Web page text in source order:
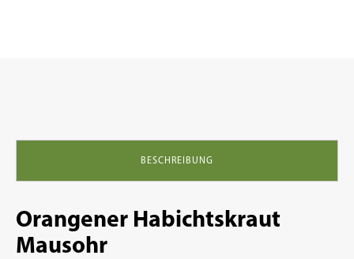
BESCHREIBUNG
Orangener Habichtskraut
Mausohr